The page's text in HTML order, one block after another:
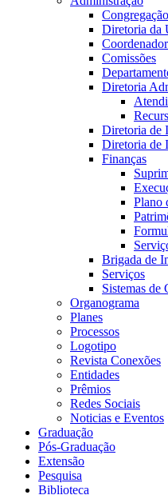
Congregação
Diretoria da
Comissões
Diretoria
Diretoria de
Diretoria de
Finanças
Plano
Brigada de
Serviços
Sistemas de
Organograma
Planes
Processos
Logotipo
Revista Conexões
Entidades
Prêmios
Redes Sociais
Noticias e Eventos
Graduação
Pós-Graduação
Extensão
Pesquisa
Biblioteca